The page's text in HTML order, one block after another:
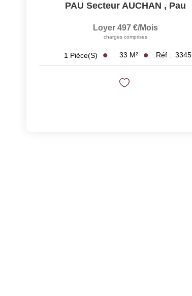
PAU Secteur AUCHAN , Pau
Loyer 497 €/mois
charges comprises
1 Pièce(s) 33 M² Réf : 3345